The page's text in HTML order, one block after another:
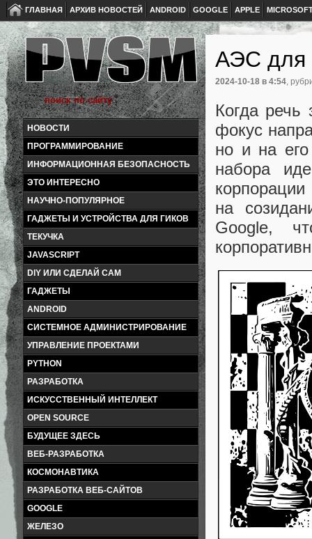
ГЛАВНАЯ АРХИВ НОВОСТЕЙ ANDROID GOOGLE APPLE
НОВОСТИ
ПРОГРАММИРОВАНИЕ
ИНФОРМАЦИОННАЯ БЕЗОПАСНОСТЬ
ЭТО ИНТЕРЕСНО
НАУЧНО-ПОПУЛЯРНОЕ
ГАДЖЕТЫ И УСТРОЙСТВА ДЛЯ ГИКОВ
ТЕКУЧКА
JAVASCRIPT
DIY ИЛИ СДЕЛАЙ САМ
ГАДЖЕТЫ
ANDROID
СИСТЕМНОЕ АДМИНИСТРИРОВАНИЕ
УПРАВЛЕНИЕ ПРОЕКТАМИ
PYTHON
РАЗРАБОТКА
ИСКУССТВЕННЫЙ ИНТЕЛЛЕКТ
OPEN SOURCE
БУДУЩЕЕ ЗДЕСЬ
ВЕБ-РАЗРАБОТКА
КОСМОНАВТИКА
РАЗРАБОТКА ВЕБ-САЙТОВ
GOOGLE
ЖЕЛЕЗО
АЭС для
2024-10-18 в 4:54,
Когда речь
фокус
но и на
набора
на
Google,